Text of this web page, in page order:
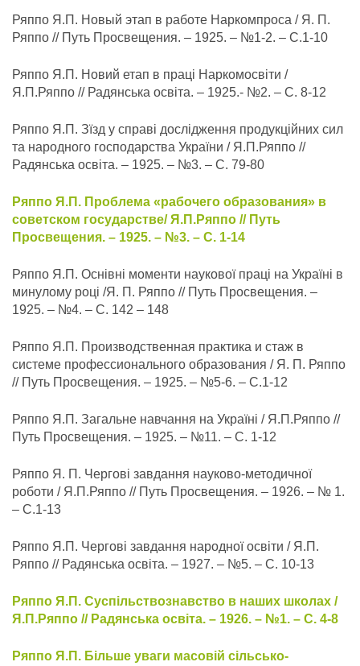
Ряппо Я.П. Новый этап в работе Наркомпроса / Я. П.
Ряппо // Путь Просвещения. – 1925. – №1-2. – С.1-10
Ряппо Я.П. Новий етап в праці Наркомосвіти /
Я.П.Ряппо // Радянська освіта. – 1925.- №2. – С. 8-12
Ряппо Я.П. Зїзд у справі дослідження продукційних сил
та народного господарства України / Я.П.Ряппо //
Радянська освіта. – 1925. – №3. – С. 79-80
Ряппо Я.П. Проблема «рабочего образования» в
советском государстве/ Я.П.Ряппо // Путь
Просвещения. – 1925. – №3. – С. 1-14
Ряппо Я.П. Оснівні моменти наукової праці на Україні в
минулому році /Я. П. Ряппо // Путь Просвещения. –
1925. – №4. – С. 142 – 148
Ряппо Я.П. Производственная практика и стаж в
системе профессионального образования / Я. П. Ряппо
// Путь Просвещения. – 1925. – №5-6. – С.1-12
Ряппо Я.П. Загальне навчання на Україні / Я.П.Ряппо //
Путь Просвещения. – 1925. – №11. – С. 1-12
Ряппо Я. П. Чергові завдання науково-методичної
роботи / Я.П.Ряппо // Путь Просвещения. – 1926. – № 1.
– С.1-13
Ряппо Я.П. Чергові завдання народної освіти / Я.П.
Ряппо // Радянська освіта. – 1927. – №5. – С. 10-13
Ряппо Я.П. Суспільствознавство в наших школах /
Я.П.Ряппо // Радянська освіта. – 1926. – №1. – С. 4-8
Ряппо Я.П. Більше уваги масовій сільсько-